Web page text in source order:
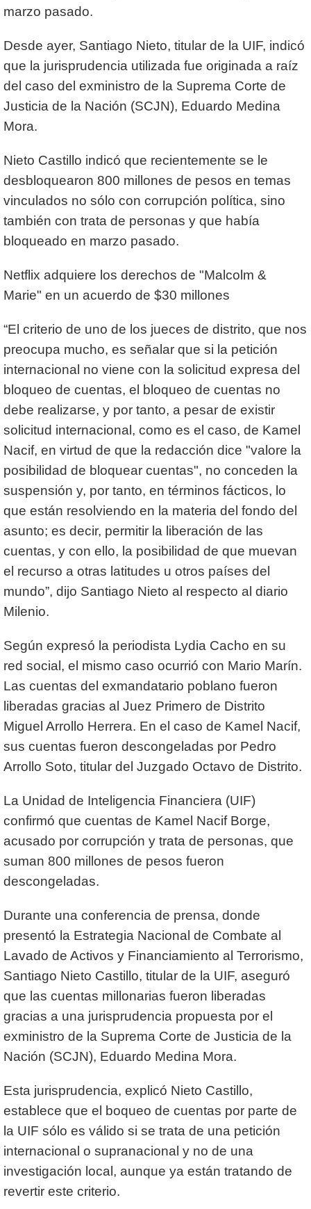
marzo pasado.
Desde ayer, Santiago Nieto, titular de la UIF, indicó
que la jurisprudencia utilizada fue originada a raíz
del caso del exministro de la Suprema Corte de
Justicia de la Nación (SCJN), Eduardo Medina
Mora.
Nieto Castillo indicó que recientemente se le
desbloquearon 800 millones de pesos en temas
vinculados no sólo con corrupción política, sino
también con trata de personas y que había
bloqueado en marzo pasado.
Netflix adquiere los derechos de "Malcolm &
Marie" en un acuerdo de $30 millones
“El criterio de uno de los jueces de distrito, que nos
preocupa mucho, es señalar que si la petición
internacional no viene con la solicitud expresa del
bloqueo de cuentas, el bloqueo de cuentas no
debe realizarse, y por tanto, a pesar de existir
solicitud internacional, como es el caso, de Kamel
Nacif, en virtud de que la redacción dice "valore la
posibilidad de bloquear cuentas", no conceden la
suspensión y, por tanto, en términos fácticos, lo
que están resolviendo en la materia del fondo del
asunto; es decir, permitir la liberación de las
cuentas, y con ello, la posibilidad de que muevan
el recurso a otras latitudes u otros países del
mundo”, dijo Santiago Nieto al respecto al diario
Milenio.
Según expresó la periodista Lydia Cacho en su
red social, el mismo caso ocurrió con Mario Marín.
Las cuentas del exmandatario poblano fueron
liberadas gracias al Juez Primero de Distrito
Miguel Arrollo Herrera. En el caso de Kamel Nacif,
sus cuentas fueron descongeladas por Pedro
Arrollo Soto, titular del Juzgado Octavo de Distrito.
La Unidad de Inteligencia Financiera (UIF)
confirmó que cuentas de Kamel Nacif Borge,
acusado por corrupción y trata de personas, que
suman 800 millones de pesos fueron
descongeladas.
Durante una conferencia de prensa, donde
presentó la Estrategia Nacional de Combate al
Lavado de Activos y Financiamiento al Terrorismo,
Santiago Nieto Castillo, titular de la UIF, aseguró
que las cuentas millonarias fueron liberadas
gracias a una jurisprudencia propuesta por el
exministro de la Suprema Corte de Justicia de la
Nación (SCJN), Eduardo Medina Mora.
Esta jurisprudencia, explicó Nieto Castillo,
establece que el boqueo de cuentas por parte de
la UIF sólo es válido si se trata de una petición
internacional o supranacional y no de una
investigación local, aunque ya están tratando de
revertir este criterio.